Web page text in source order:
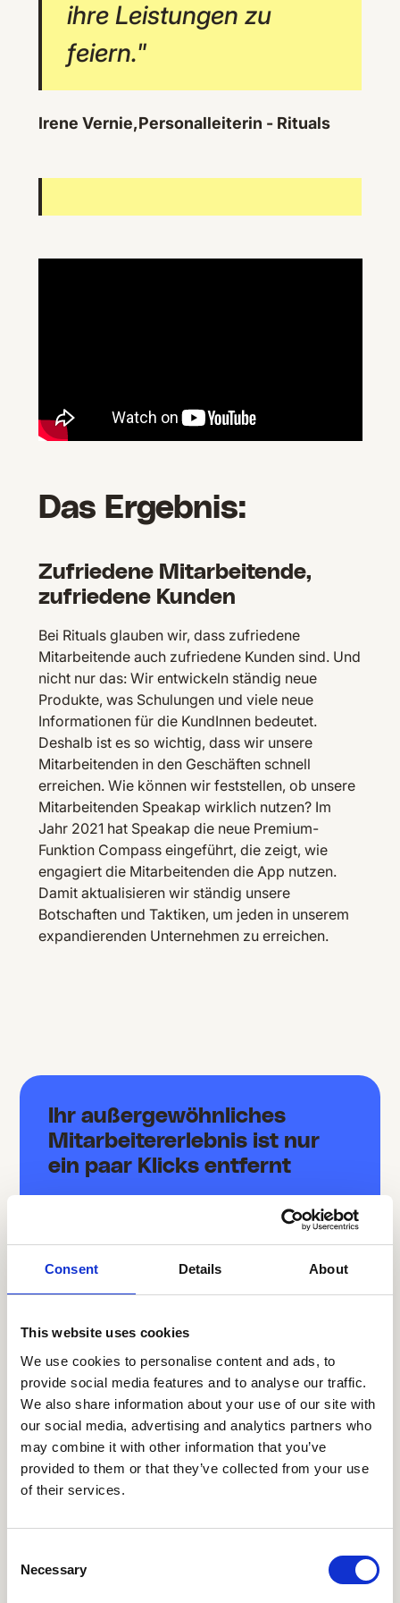
Consent Details About
This website uses cookies
We use cookies to personalise content and ads, to
provide social media features and to analyse our traffic.
We also share information about your use of our site with
our social media, advertising and analytics partners who
may combine it with other information that you’ve
provided to them or that they’ve collected from your use
of their services.
Selection
Necessary
ihre Leistungen zu
feiern."
Irene Vernie,Personalleiterin - Rituals
Das Ergebnis:
Zufriedene Mitarbeitende,
zufriedene Kunden
Bei Rituals glauben wir, dass zufriedene
Mitarbeitende auch zufriedene Kunden sind. Und
nicht nur das: Wir entwickeln ständig neue
Produkte, was Schulungen und viele neue
Informationen für die KundInnen bedeutet.
Deshalb ist es so wichtig, dass wir unsere
Mitarbeitenden in den Geschäften schnell
erreichen. Wie können wir feststellen, ob unsere
Mitarbeitenden Speakap wirklich nutzen? Im
Jahr 2021 hat Speakap die neue Premium-
Funktion Compass eingeführt, die zeigt, wie
engagiert die Mitarbeitenden die App nutzen.
Damit aktualisieren wir ständig unsere
Botschaften und Taktiken, um jeden in unserem
expandierenden Unternehmen zu erreichen.
Ihr außergewöhnliches
Mitarbeitererlebnis ist nur
ein paar Klicks entfernt
Mehr Geschichten